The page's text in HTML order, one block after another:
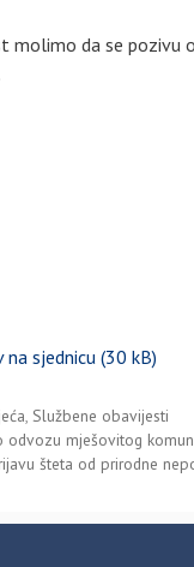
molimo da se pozivu
na sjednicu
,Službene obavijesti
odvozu mješovitog
šteta od prirodne